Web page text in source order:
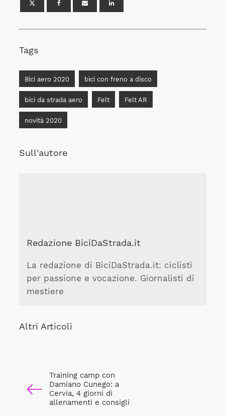
Tags
Bici aero 2020 bici con freno a disco
bici da strada aero Felt Felt AR
novità 2020
Sull'autore
Redazione BiciDaStrada.it
La redazione di BiciDaStrada.it: ciclisti
per passione e vocazione. Giornalisti di
mestiere
Altri Articoli
Training camp con
Damiano Cunego: a
Cervia, 4 giorni di
allenamenti e consigli